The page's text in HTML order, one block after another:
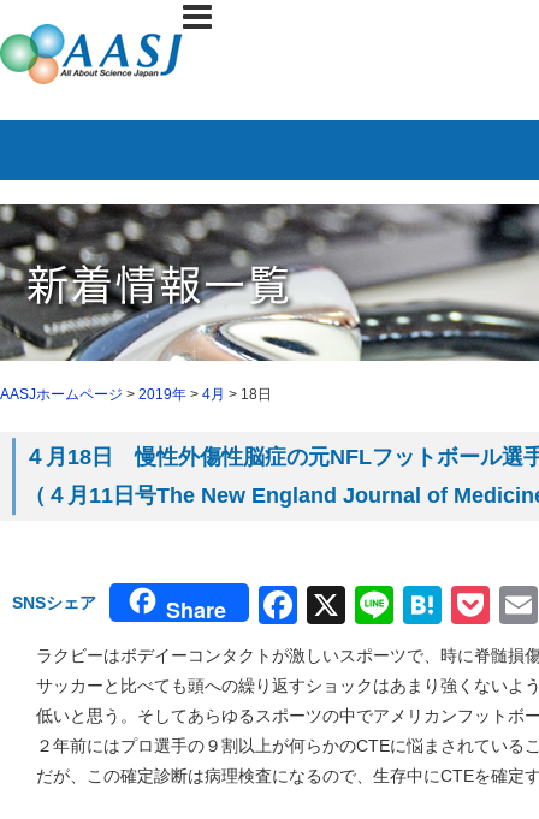
AASJホームページ > 2019年 > 4月 > 18日
４月18日 慢性外傷性脳症の元NFLフットボール選
（４月11日号The New England Journal of
SNSシェア Share Facebook
X Line
ラクビーはボデイーコンタクトが激しいスポーツで、時に脊髄損
サッカーと比べても頭への繰り返すショックはあまり強くないよ
低いと思う。そしてあらゆるスポーツの中でアメリカンフットボ
２年前にはプロ選手の９割以上が何らかのCTEに悩まされている
だが、この確定診断は病理検査になるので、生存中にCTEを確定